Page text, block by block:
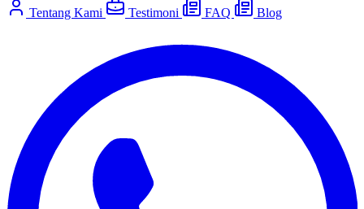
Tentang Kami Testimoni FAQ Blog